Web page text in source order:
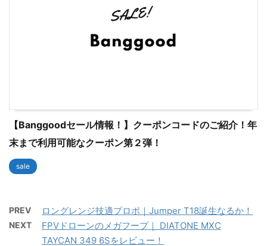
【Banggoodセール情報！】クーポンコードのご紹介！年
末まで利用可能なクーポン第２弾！
sale
PREV ロングレンジ技適プロポ｜Jumper T18誕生なるか！
NEXT
FPVドローンのメガフープ｜ DIATONE MXC
TAYCAN 349 6Sをレビュー！